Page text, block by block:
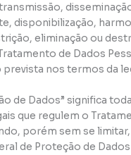
disponibilização,
eliminação ou
de Dados
nos termos da
de Dados” significa
que regulem o
porém sem se limitar,
de Proteção de